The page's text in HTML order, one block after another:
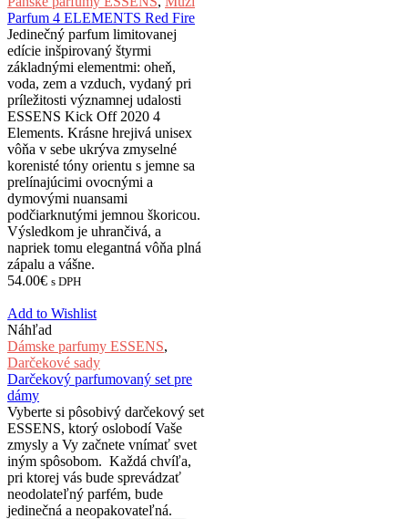
Parfum 4 ELEMENTS Red Fire
Jedinečný parfum limitovanej
edície inšpirovaný štyrmi
základnými elementmi: oheň,
voda, zem a vzduch, vydaný pri
príležitosti významnej udalosti
ESSENS Kick Off 2020 4
Elements. Krásne hrejivá unisex
vôňa v sebe ukrýva zmyselné
korenisté tóny orientu s jemne sa
prelínajúcimi ovocnými a
dymovými nuansami
podčiarknutými jemnou škoricou.
Výsledkom je uhrančivá, a
napriek tomu elegantná vôňa plná
zápalu a vášne.
54.00€ s DPH
Add to Wishlist
Náhľad
Dámske parfumy ESSENS,
Darčekové sady
Darčekový parfumovaný set pre
dámy
Vyberte si pôsobivý darčekový set
ESSENS, ktorý oslobodí Vaše
zmysly a Vy začnete vnímať svet
iným spôsobom. Každá chvíľa,
pri ktorej vás bude sprevádzať
neodolateľný parfém, bude
jedinečná a neopakovateľná.